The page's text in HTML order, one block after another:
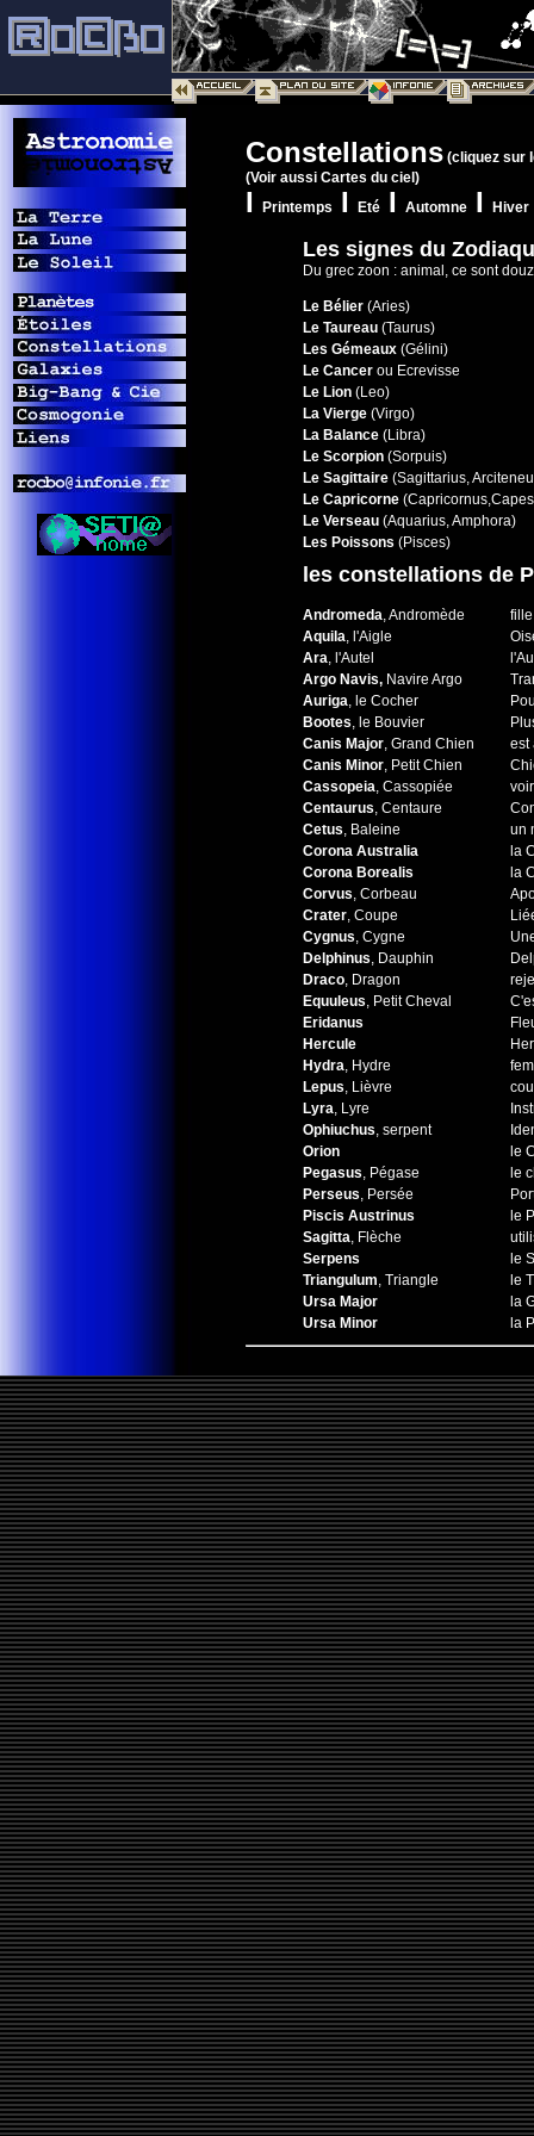
Constellations (cliquez sur
(Voir aussi Cartes du ciel)
I Printemps I Eté I Automne I Hiver
Les signes du
Du grec zoon : animal, ce sont
Le Bélier (Aries)
Le Taureau (Taurus)
Les Gémeaux (Gélini)
Le Cancer ou Ecrevisse
Le Lion (Leo)
La Vierge (Virgo)
La Balance (Libra)
Le Scorpion (Sorpuis)
Le Sagittaire (Sagittarius,
Le Capricorne
Le Verseau (Aquarius, Amphora)
Les Poissons (Pisces)
les constellations de
Andromeda, Andromède
Aquila, l'Aigle
Ara, l'Autel
Argo Navis, Navire Argo
Auriga, le Cocher
Bootes, le Bouvier
Canis Major, Grand Chien
est
Canis Minor, Petit Chien
Cassopeia, Cassopiée
Centaurus, Centaure
Cetus, Baleine
un
Corona Australia
la
Corona Borealis
la
Corvus, Corbeau
Crater, Coupe
Cygnus, Cygne
Delphinus, Dauphin
Draco, Dragon
Equuleus, Petit Cheval
Eridanus
Hercule
Hydra, Hydre
Lepus, Lièvre
Lyra, Lyre
Ophiuchus, serpent
Orion
le
Pegasus, Pégase
le
Perseus, Persée
Piscis Austrinus
le
Sagitta, Flèche
Serpens
le
Triangulum, Triangle
le
Ursa Major
la
Ursa Minor
la